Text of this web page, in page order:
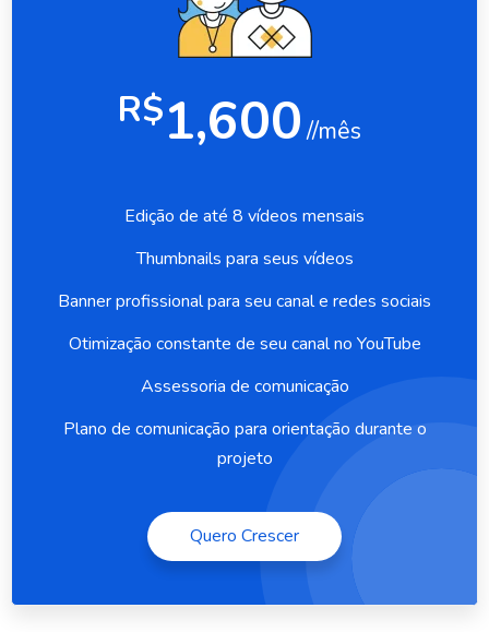
R$1,600//mês
Edição de até 8 vídeos mensais
Thumbnails para seus vídeos
Banner profissional para seu canal e redes sociais
Otimização constante de seu canal no YouTube
Assessoria de comunicação
Plano de comunicação para orientação durante o
projeto
Quero Crescer